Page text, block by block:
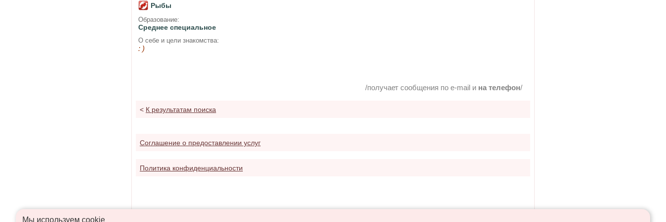
Рыбы
Образование:
Среднее специальное
О себе и цели знакомства:
: )
/получает сообщения по e-mail и на телефон/
< К результатам поиска
Соглашение о предоставлении услуг
Политика конфиденциальности
Мы используем сookie